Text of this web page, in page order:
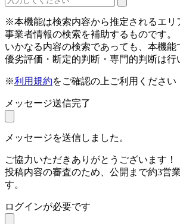
※本機能は検索内容から推定されるエリ
事業者情報の検索を補助するものです。
いかなる内容の検索であっても、本機能
優劣評価・断定的判断・専門的判断は行
※利用規約をご確認の上ご利用ください
メッセージ送信完了
メッセージを送信しました。
ご協力いただきありがとうございます！
投稿内容の審査のため、公開まで約3営
す。
ログインが必要です